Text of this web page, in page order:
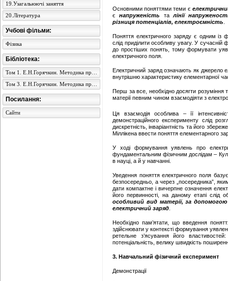
Основними поняттями теми є
єнапруженість талінії
різниця потенціалів, електроємність
Поняття електричного заряду є одним із
слід приділити особливу увагу. У сучасній
до простіших понять, тому формувати
електричного поля.
Електричний заряд означають як джерело
внутрішню характеристику елементарної
Перш за все, необхідно досягти розуміння
матерії певним чином взаємодіяти з
Ця взаємодія особлива – її
демонстраційного експерименту слід
дискретність, інваріантність та його
Міллікена ввести поняття елементарного
У ході формування уявлень про
фундаментальним фізичним дослідам –
в науці, а й у навчанні.
Уведення поняття електричного поля
безпосередньо, а через „посередника”,
дати компактне і вичерпне означення
його первинності, на даному етапі
особливий вид матерії, за
електричний заряд
Необхідно пам’ятати, що введення
здійснювати у контексті формування
ретельне з’ясування його
потенціальність, велику швидкість
3. Навчальний фізичний експеримент
Демонстрації
19.Узагальюючі заняття
20.Література
Учбові фільми:
Фізика
Бібліотека:
Посилання:
Сайти